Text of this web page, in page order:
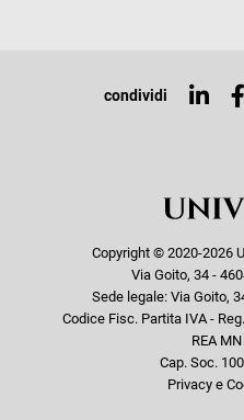
Top
condividi
Copyright © 2020-2026
Via Goito, 34 -
Sede legale: Via Goito,
Codice Fisc. Partita IVA -
REA
Cap. Soc.
Privacy e